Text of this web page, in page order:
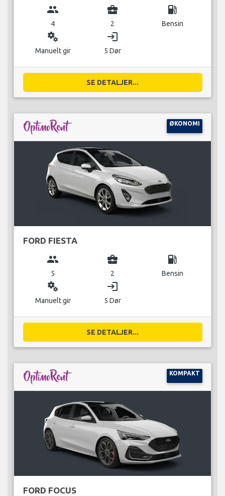
group
4
business_center
2
local_gas_station
Bensin
miscellaneous_services
Manuelt gir
login
5 Dør
SE DETALJER...
ØKONOMI
FORD FIESTA
group
5
business_center
2
local_gas_station
Bensin
miscellaneous_services
Manuelt gir
login
5 Dør
SE DETALJER...
KOMPAKT
FORD FOCUS